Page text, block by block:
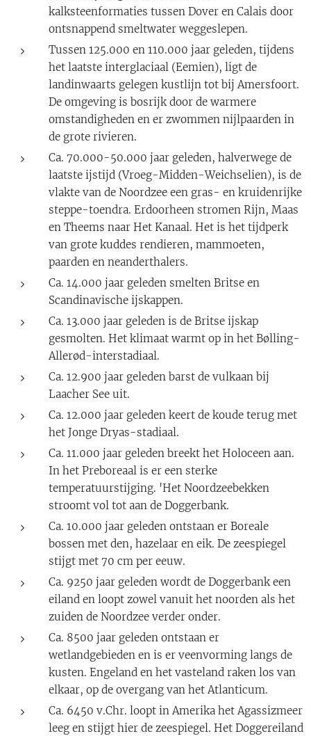
kalksteenformaties tussen Dover en Calais door
ontsnappend smeltwater weggeslepen.
Tussen 125.000 en 110.000 jaar geleden, tijdens
het laatste interglaciaal (Eemien), ligt de
landinwaarts gelegen kustlijn tot bij Amersfoort.
De omgeving is bosrijk door de warmere
omstandigheden en er zwommen nijlpaarden in
de grote rivieren.
Ca. 70.000-50.000 jaar geleden, halverwege de
laatste ijstijd (Vroeg-Midden-Weichselien), is de
vlakte van de Noordzee een gras- en kruidenrijke
steppe-toendra. Erdoorheen stromen Rijn, Maas
en Theems naar Het Kanaal. Het is het tijdperk
van grote kuddes rendieren, mammoeten,
paarden en neanderthalers.
Ca. 14.000 jaar geleden smelten Britse en
Scandinavische ijskappen.
Ca. 13.000 jaar geleden is de Britse ijskap
gesmolten. Het klimaat warmt op in het Bølling-
Allerød-interstadiaal.
Ca. 12.900 jaar geleden barst de vulkaan bij
Laacher See uit.
Ca. 12.000 jaar geleden keert de koude terug met
het Jonge Dryas-stadiaal.
Ca. 11.000 jaar geleden breekt het Holoceen aan.
In het Preboreaal is er een sterke
temperatuurstijging. 'Het Noordzeebekken
stroomt vol tot aan de Doggerbank.
Ca. 10.000 jaar geleden ontstaan er Boreale
bossen met den, hazelaar en eik. De zeespiegel
stijgt met 70 cm per eeuw.
Ca. 9250 jaar geleden wordt de Doggerbank een
eiland en loopt zowel vanuit het noorden als het
zuiden de Noordzee verder onder.
Ca. 8500 jaar geleden ontstaan er
wetlandgebieden en is er veenvorming langs de
kusten. Engeland en het vasteland raken los van
elkaar, op de overgang van het Atlanticum.
Ca. 6450 v.Chr. loopt in Amerika het Agassizmeer
leeg en stijgt hier de zeespiegel. Het Doggereiland